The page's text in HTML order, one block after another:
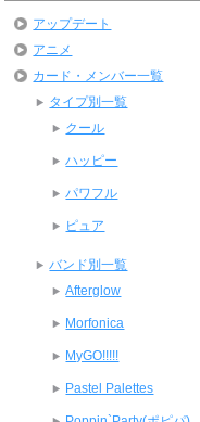
アップデート
アニメ
カード・メンバー一覧
タイプ別一覧
クール
ハッピー
パワフル
ピュア
バンド別一覧
Afterglow
Morfonica
MyGO!!!!!
Pastel Palettes